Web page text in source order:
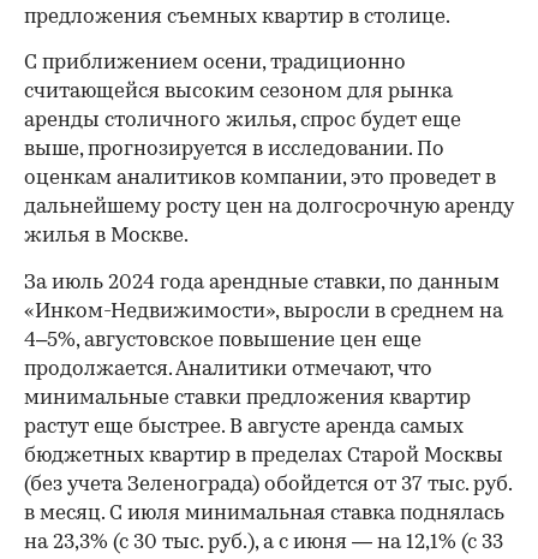
предложения съемных квартир в столице.
С приближением осени, традиционно
считающейся высоким сезоном для рынка
аренды столичного жилья, спрос будет еще
выше, прогнозируется в исследовании. По
оценкам аналитиков компании, это проведет в
дальнейшему росту цен на долгосрочную аренду
жилья в Москве.
00:00 / 00:00
За июль 2024 года арендные ставки, по данным
«Инком-Недвижимости», выросли в среднем на
4–5%, августовское повышение цен еще
продолжается. Аналитики отмечают, что
минимальные ставки предложения квартир
растут еще быстрее. В августе аренда самых
бюджетных квартир в пределах Старой Москвы
(без учета Зеленограда) обойдется от 37 тыс. руб.
в месяц. С июля минимальная ставка поднялась
на 23,3% (с 30 тыс. руб.), а с июня — на 12,1% (с 33